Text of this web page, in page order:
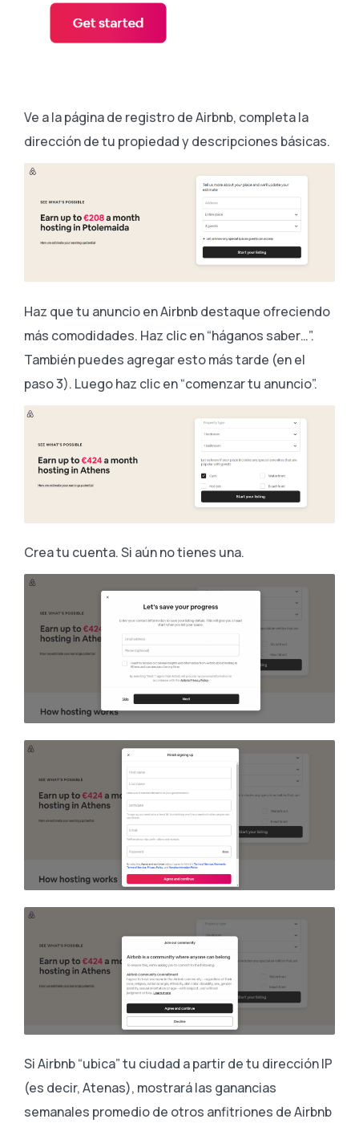
Ve a la página de registro de Airbnb, completa la
dirección de tu propiedad y descripciones básicas.
Haz que tu anuncio en Airbnb destaque ofreciendo
más comodidades. Haz clic en “háganos saber…”.
También puedes agregar esto más tarde (en el
paso 3). Luego haz clic en “comenzar tu anuncio”.
Crea tu cuenta. Si aún no tienes una.
Si Airbnb “ubica” tu ciudad a partir de tu dirección IP
(es decir, Atenas), mostrará las ganancias
semanales promedio de otros anfitriones de Airbnb